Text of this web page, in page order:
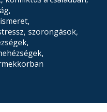
,
,
, szorongások,
,
,